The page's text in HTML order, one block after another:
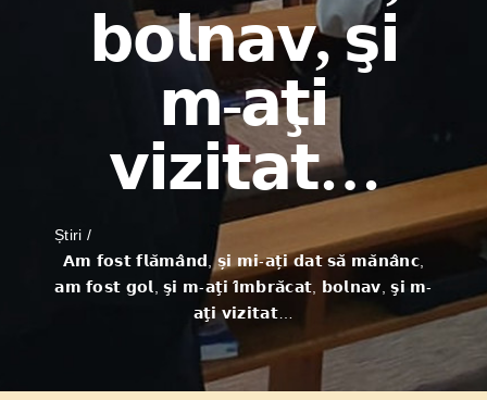
𝗯𝗼𝗹𝗻𝗮𝘃, 𝘀̧𝗶
𝗺-𝗮𝘁̧𝗶
𝘃𝗶𝘇𝗶𝘁𝗮𝘁…
Știri
𝗔𝗺 𝗳𝗼𝘀𝘁 𝗳𝗹𝗮̆𝗺𝗮̂𝗻𝗱, 𝘀̦𝗶 𝗺𝗶-𝗮𝘁̦𝗶 𝗱𝗮𝘁 𝘀𝗮̆ 𝗺𝗮̆𝗻𝗮̂𝗻𝗰,
𝗮𝗺 𝗳𝗼𝘀𝘁 𝗴𝗼𝗹, 𝘀̧𝗶 𝗺-𝗮𝘁̧𝗶 𝗶̂𝗺𝗯𝗿𝗮̆𝗰𝗮𝘁, 𝗯𝗼𝗹𝗻𝗮𝘃, 𝘀̧𝗶 𝗺-
𝗮𝘁̧𝗶 𝘃𝗶𝘇𝗶𝘁𝗮𝘁…